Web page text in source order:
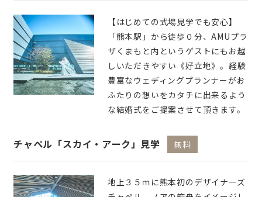
【はじめての式場見学でも安心】
「熊本駅」から徒歩０分、AMUプラ
ザくまもと内というゲストにもお越
しいただきやすい《好立地》。経験
豊富なウェディングプランナーがお
ふたりの想いをカタチに出来るよう
な結婚式をご提案させて頂きます。
チャペル「スカイ・アーク」見学 無料
地上３５ｍに熊本初のデザイナーズ